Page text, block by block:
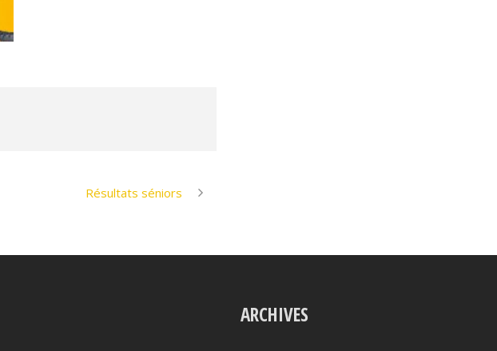
Résultats séniors
ARCHIVES